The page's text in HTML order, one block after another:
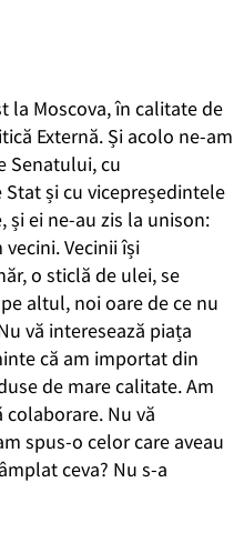
la Moscova, în calitate de
Externă. Și acolo ne-am
Senatului, cu
și cu vicepreședintele
și ei ne-au zis la unison:
Vecinii își
o sticlă de ulei, se
altul, noi oare de ce nu
vă interesează piața
că am importat din
de mare calitate. Am
Nu vă
spus-o celor care aveau
ceva? Nu s-a